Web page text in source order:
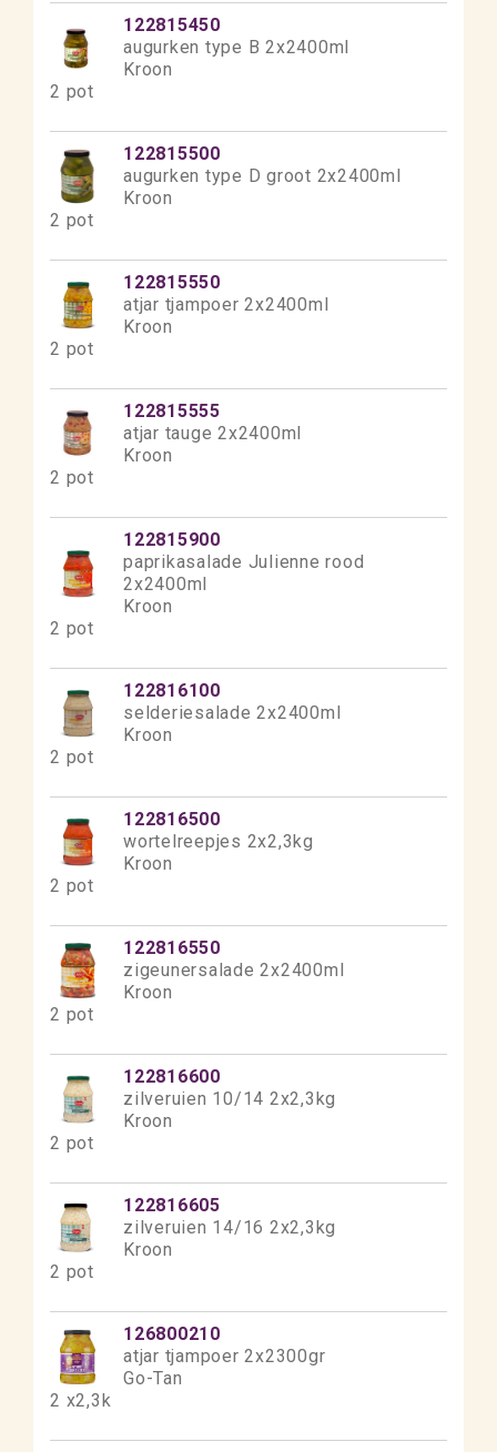
122815450
augurken type B 2x2400ml
Kroon
2 pot
122815500
augurken type D groot 2x2400ml
Kroon
2 pot
122815550
atjar tjampoer 2x2400ml
Kroon
2 pot
122815555
atjar tauge 2x2400ml
Kroon
2 pot
122815900
paprikasalade Julienne rood
2x2400ml
Kroon
2 pot
122816100
selderiesalade 2x2400ml
Kroon
2 pot
122816500
wortelreepjes 2x2,3kg
Kroon
2 pot
122816550
zigeunersalade 2x2400ml
Kroon
2 pot
122816600
zilveruien 10/14 2x2,3kg
Kroon
2 pot
122816605
zilveruien 14/16 2x2,3kg
Kroon
2 pot
126800210
atjar tjampoer 2x2300gr
Go-Tan
2 x2,3k